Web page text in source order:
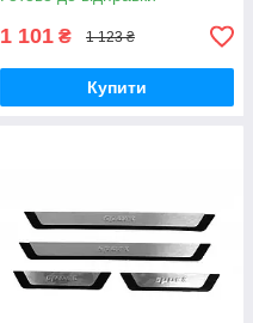
1 101 ₴ 1 123 ₴
Купити